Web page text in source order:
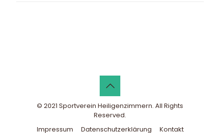
© 2021 Sportverein Heiligenzimmern. All Rights
Reserved.
Impressum
Datenschutzerklärung Kontakt